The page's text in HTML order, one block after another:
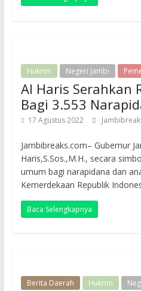
Hukrim Negeri Jambi
Al Haris Serahkan
Bagi 3.553
17 Agustus 2022
Jambibreaks.com– Gubernur
Haris,S.Sos.,M.H., secara
umum bagi narapidana dan
Kemerdekaan Republik
Baca Selengkapnya
Berita Daerah Hukrim